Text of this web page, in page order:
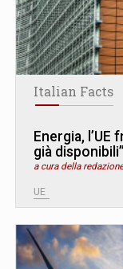
Italian Facts
Energia, l’UE
già disponibili”
a cura della redazione
UE